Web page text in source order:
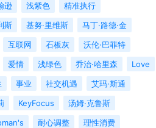
逊
浅紫色
精准执行
斯
基努·里维斯
马丁·路德·金
互联网 石板灰
沃伦·巴菲特
爱情 浅绿色 乔治·哈里森
Love
事业 社交机遇
艾玛·斯通
KeyFocus
汤姆·克鲁斯
耐心调整
理性消费